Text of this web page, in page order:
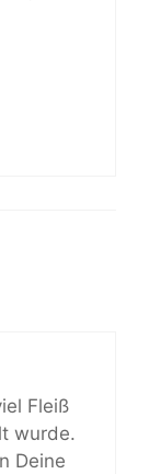
Fleiß
wurde.
Deine